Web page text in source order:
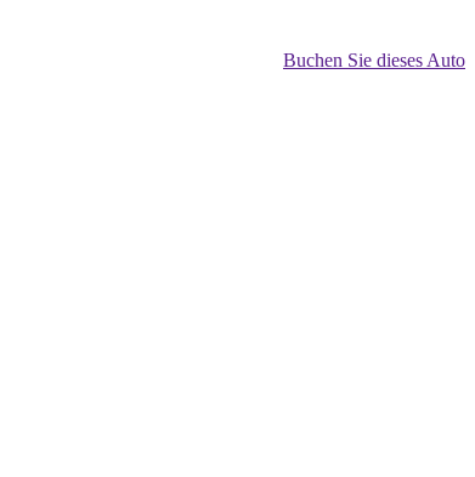
Buchen Sie dieses Auto